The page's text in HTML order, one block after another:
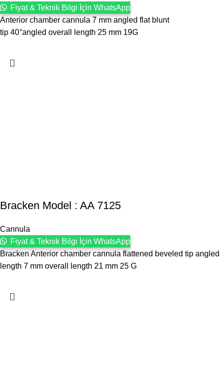
Fiyat & Teknik Bilgi İçin WhatsApp
Anterior chamber cannula 7 mm angled flat blunt
tip 40°angled overall length 25 mm 19G
Bracken Model : AA 7125
Cannula
Fiyat & Teknik Bilgi İçin WhatsApp
Bracken Anterior chamber cannula flattened beveled tip angled
length 7 mm overall length 21 mm 25 G